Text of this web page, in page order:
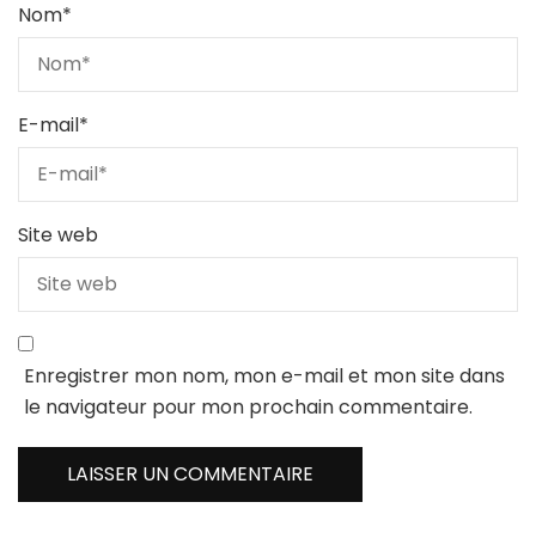
Nom*
E-mail*
Site web
Enregistrer mon nom, mon e-mail et mon site dans
le navigateur pour mon prochain commentaire.